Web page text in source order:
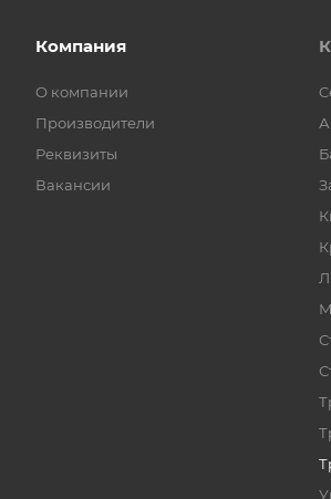
Компания
О компании
Производители
Реквизиты
Вакансии